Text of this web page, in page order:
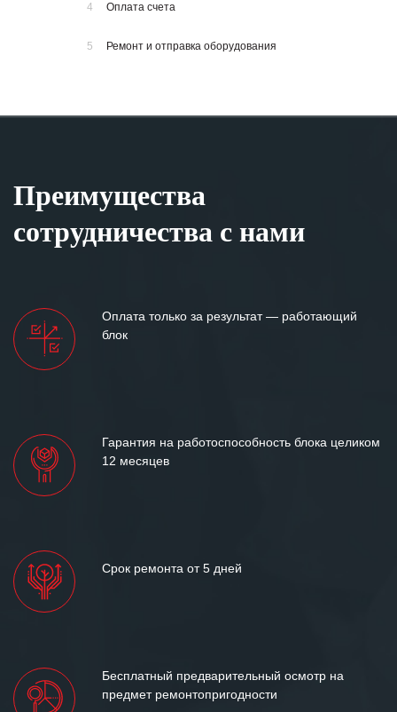
4 Оплата счета
5 Ремонт и отправка оборудования
Преимущества
сотрудничества с нами
Оплата только за результат — работающий
блок
Гарантия на работоспособность блока целиком
12 месяцев
Срок ремонта от 5 дней
Бесплатный предварительный осмотр на
предмет ремонтопригодности